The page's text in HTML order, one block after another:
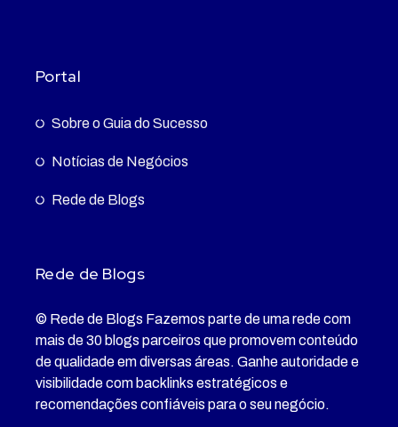
Portal
Sobre o Guia do Sucesso
Notícias de Negócios
Rede de Blogs
Rede de Blogs
© Rede de Blogs Fazemos parte de uma rede com
mais de 30 blogs parceiros que promovem conteúdo
de qualidade em diversas áreas. Ganhe autoridade e
visibilidade com backlinks estratégicos e
recomendações confiáveis para o seu negócio.